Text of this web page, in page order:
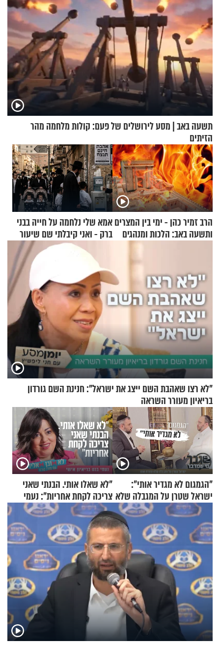
תשעה באב | מסע לירושלים של פעם: קולות מלחמה מהר
הזיתים
הרב זמיר כהן - ימי בין המצרים
ותשעה באב: הלכות ומנהגים
אמא שלי נלחמה על חייה בבני
ברק - ואני קיבלתי שם שיעור
באהבת חינם
"לא רצו שאהבת השם ייצג את ישראל": חנינת השם גורדון
בריאיון מעורר השראה
"הגמגום לא מגדיר אותי":
ישראל שטרן על המגבלה שלא
עוצרת אותו
"לא שאלו אותי. הבנתי שאני
צריכה לקחת אחריות": נעמי
בנט בריאיון אישי